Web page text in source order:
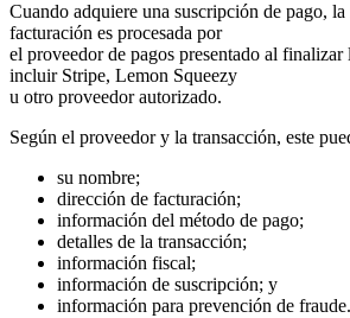
Cuando adquiere una suscripción de pago,
facturación es procesada por
el proveedor de pagos presentado al finalizar
incluir Stripe, Lemon Squeezy
u otro proveedor autorizado.
Según el proveedor y la transacción, este
su nombre;
dirección de facturación;
información del método de pago;
detalles de la transacción;
información fiscal;
información de suscripción; y
información para prevención de fraude.